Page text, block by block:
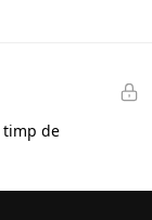
timp de